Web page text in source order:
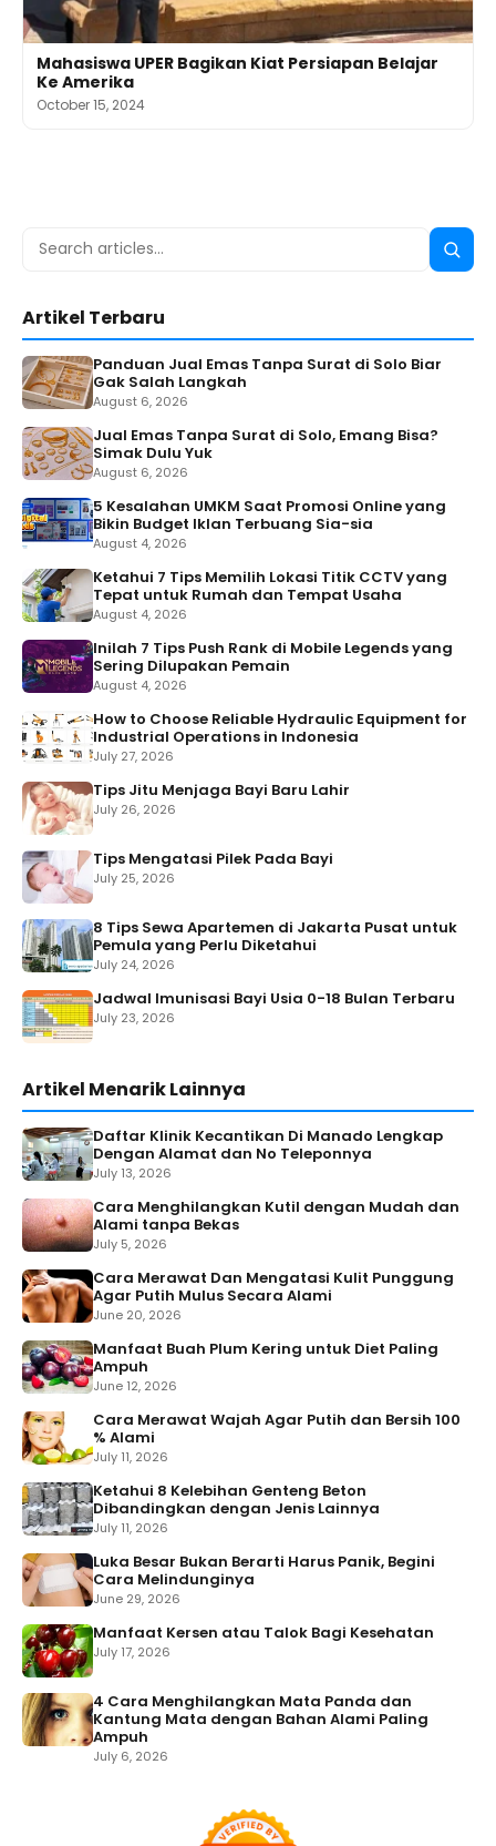
Mahasiswa UPER Bagikan Kiat Persiapan Belajar
Ke Amerika
October 15, 2024
Search
Search
Artikel Terbaru
Panduan Jual Emas Tanpa Surat di Solo Biar
Gak Salah Langkah
August 6, 2026
Jual Emas Tanpa Surat di Solo, Emang Bisa?
Simak Dulu Yuk
August 6, 2026
5 Kesalahan UMKM Saat Promosi Online yang
Bikin Budget Iklan Terbuang Sia-sia
August 4, 2026
Ketahui 7 Tips Memilih Lokasi Titik CCTV yang
Tepat untuk Rumah dan Tempat Usaha
August 4, 2026
Inilah 7 Tips Push Rank di Mobile Legends yang
Sering Dilupakan Pemain
August 4, 2026
How to Choose Reliable Hydraulic Equipment for
Industrial Operations in Indonesia
July 27, 2026
Tips Jitu Menjaga Bayi Baru Lahir
July 26, 2026
Tips Mengatasi Pilek Pada Bayi
July 25, 2026
8 Tips Sewa Apartemen di Jakarta Pusat untuk
Pemula yang Perlu Diketahui
July 24, 2026
Jadwal Imunisasi Bayi Usia 0-18 Bulan Terbaru
July 23, 2026
Artikel Menarik Lainnya
Daftar Klinik Kecantikan Di Manado Lengkap
Dengan Alamat dan No Teleponnya
July 13, 2026
Cara Menghilangkan Kutil dengan Mudah dan
Alami tanpa Bekas
July 5, 2026
Cara Merawat Dan Mengatasi Kulit Punggung
Agar Putih Mulus Secara Alami
June 20, 2026
Manfaat Buah Plum Kering untuk Diet Paling
Ampuh
June 12, 2026
Cara Merawat Wajah Agar Putih dan Bersih 100
% Alami
July 11, 2026
Ketahui 8 Kelebihan Genteng Beton
Dibandingkan dengan Jenis Lainnya
July 11, 2026
Luka Besar Bukan Berarti Harus Panik, Begini
Cara Melindunginya
June 29, 2026
Manfaat Kersen atau Talok Bagi Kesehatan
July 17, 2026
4 Cara Menghilangkan Mata Panda dan
Kantung Mata dengan Bahan Alami Paling
Ampuh
July 6, 2026